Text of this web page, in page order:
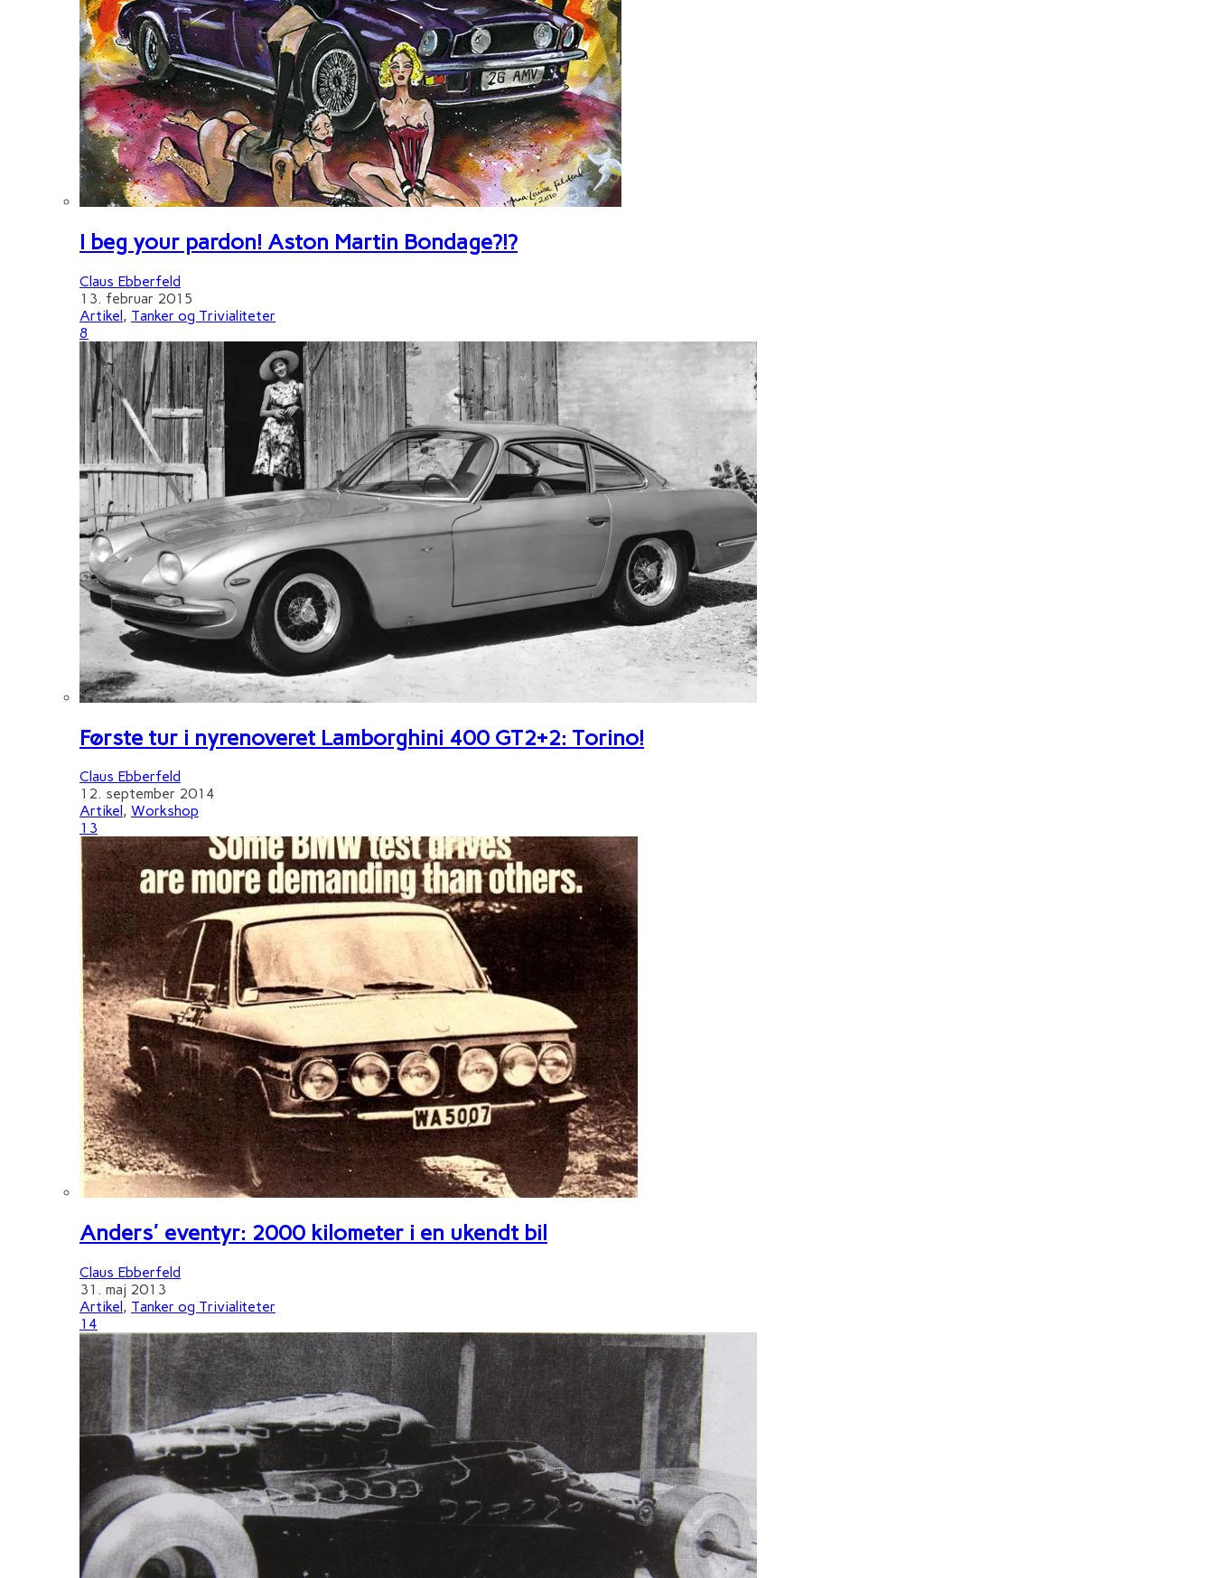
I beg your pardon! Aston Martin Bondage?!?
Claus Ebberfeld
13. februar 2015
Artikel, Tanker og Trivialiteter
8
Første tur i nyrenoveret Lamborghini 400 GT2+2: Torino!
Claus Ebberfeld
12. september 2014
Artikel , Workshop
13
Anders' eventyr: 2000 kilometer i en ukendt bil
Claus Ebberfeld
31. maj 2013
Artikel , Tanker og Trivialiteter
14